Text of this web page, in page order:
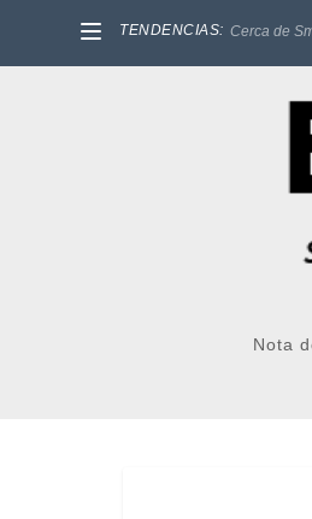
TENDENCIAS: Cerca de
Nota